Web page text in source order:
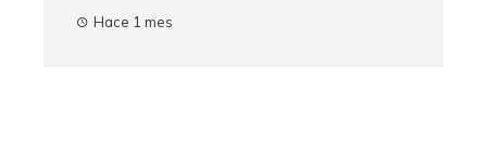
Hace 1 mes